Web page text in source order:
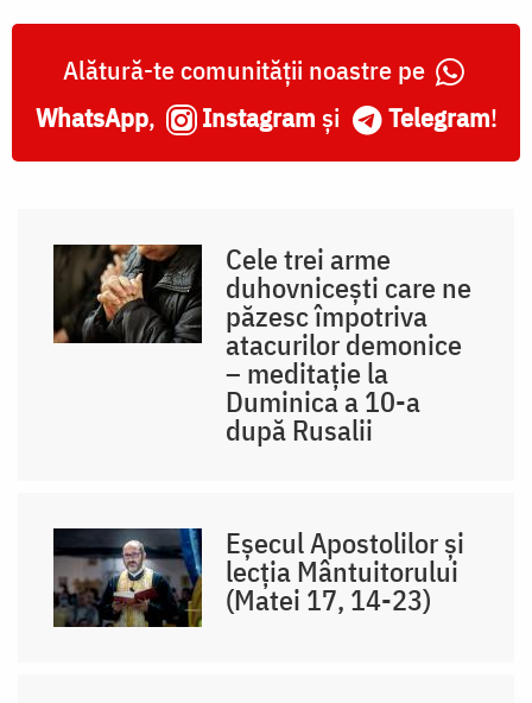
Alătură-te comunității noastre pe
WhatsApp, Instagram și Telegram!
Cele trei arme
duhovnicești care ne
păzesc împotriva
atacurilor demonice
– meditație la
Duminica a 10-a
după Rusalii
Eșecul Apostolilor și
lecția Mântuitorului
(Matei 17, 14-23)